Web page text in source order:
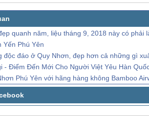
quanh năm, liệu tháng 9, 2018 này có phải
Yến Phú Yên
độc đáo ở Quy Nhơn, đẹp hơn cả những gì
- Điểm Đến Mới Cho Người Việt Yêu Hàn
Phú Yên với hãng hàng không Bamboo